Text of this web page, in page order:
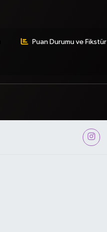
Puan Durumu ve Fikstür